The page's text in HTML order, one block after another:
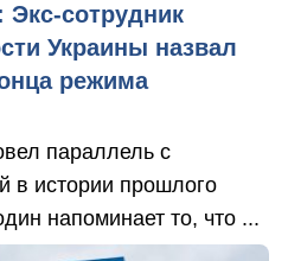
Экс-сотрудник
Украины назвал
режима
параллель с
в истории прошлого
напоминает то, что ...